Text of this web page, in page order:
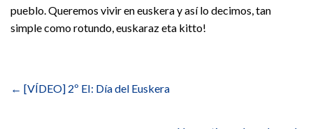
pueblo. Queremos vivir en euskera y así lo decimos, tan
simple como rotundo, euskaraz eta kitto!
de
← [VÍDEO] 2º EI: Día del Euskera